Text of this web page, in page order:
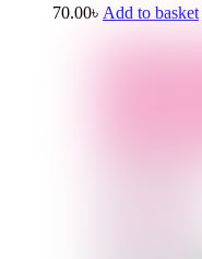
70.00৳ Add to basket